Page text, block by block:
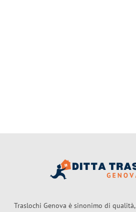
Traslochi Genova è sinonimo di qualità,